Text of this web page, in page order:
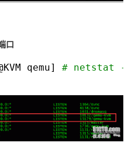
口
qemu] # netstat -